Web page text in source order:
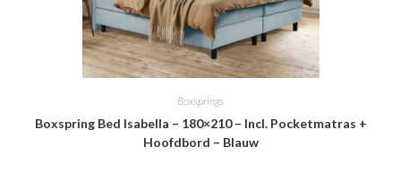
Boxsprings
Boxspring Bed Isabella – 180×210 – Incl. Pocketmatras +
Hoofdbord – Blauw